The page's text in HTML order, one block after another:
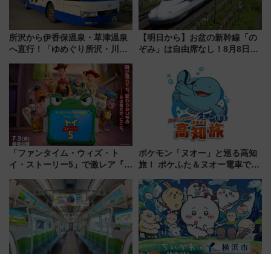
所沢から伊香保温泉・草津温泉
へ直行！「ゆめぐり所沢・川越
軽に 運行ダイヤ・運賃を解説
【明日から】お盆の新幹線「の
ぞみ」は自由席なし！8月8日午
せば空きが見つかることも 混
雑避ける「空席」探しのコツ
「ファンタイム・ウィズ・ト
イ・ストーリー5」で激レア『ロ
デコレーションも徹底解説
ポケモン「ヌオー」と巡る高知
旅！ ポケふた＆ヌオー電車で楽
路の絶景と絶品グルメを満喫！
（7月18日スタート）